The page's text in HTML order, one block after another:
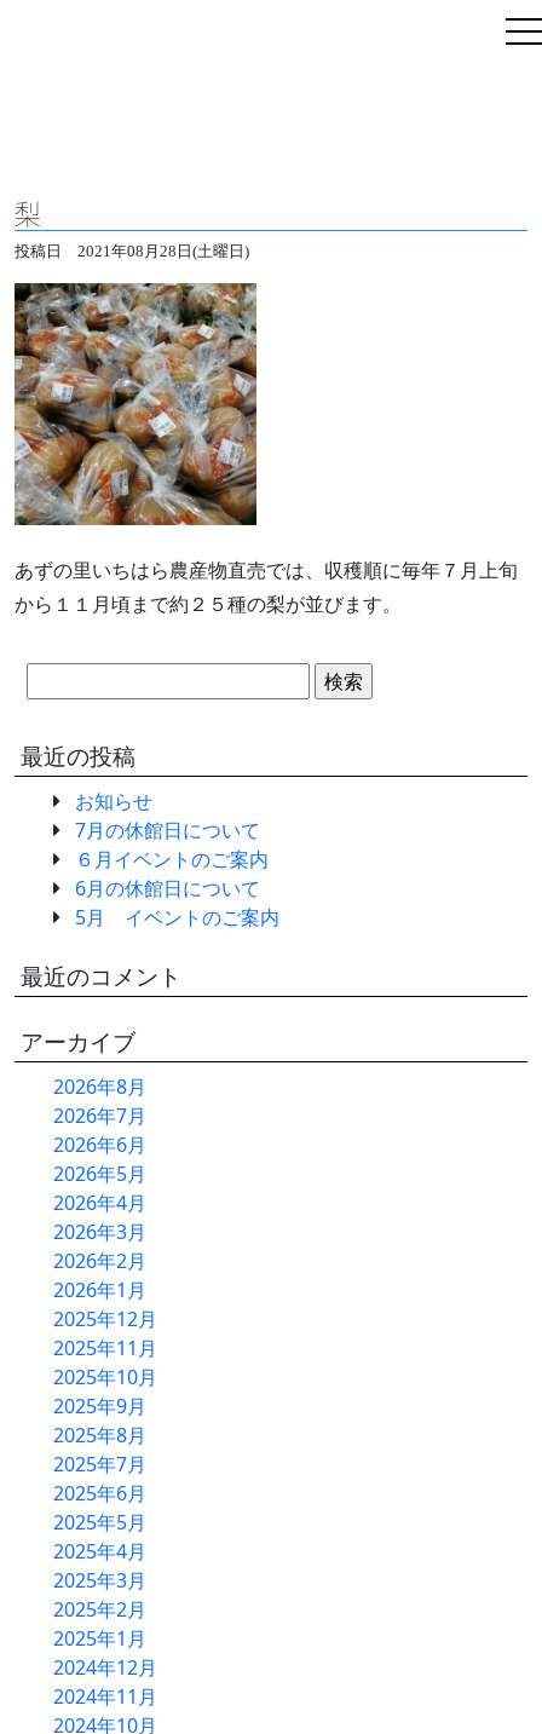
HOME
農産物直売所
バーベキュー
物産コーナー
軽食コーナー
別館ふるさとハウス
ベーカリー＆カフェ
ふるさと木の家
アクセス
梨
投稿日 2021年08月28日(土曜日)
あずの里いちはら農産物直売では、収穫順に毎年７月上旬
から１１月頃まで約２５種の梨が並びます。
最近の投稿
お知らせ
7月の休館日について
６月イベントのご案内
6月の休館日について
5月 イベントのご案内
最近のコメント
アーカイブ
2026年8月
2026年7月
2026年6月
2026年5月
2026年4月
2026年3月
2026年2月
2026年1月
2025年12月
2025年11月
2025年10月
2025年9月
2025年8月
2025年7月
2025年6月
2025年5月
2025年4月
2025年3月
2025年2月
2025年1月
2024年12月
2024年11月
2024年10月